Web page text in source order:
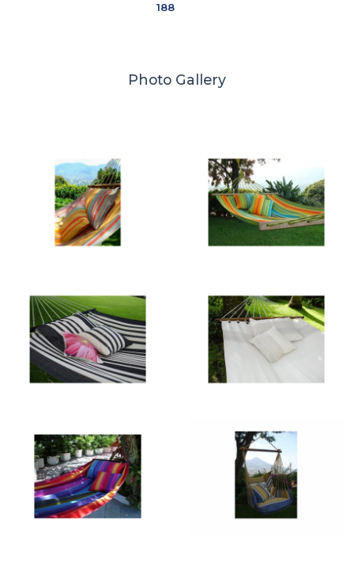
188
Photo Gallery